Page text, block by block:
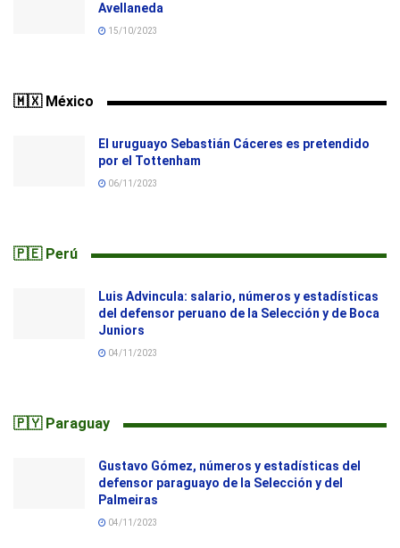
Avellaneda
15/10/2023
🇲🇽 México
El uruguayo Sebastián Cáceres es pretendido
por el Tottenham
06/11/2023
🇵🇪 Perú
Luis Advincula: salario, números y estadísticas
del defensor peruano de la Selección y de Boca
Juniors
04/11/2023
🇵🇾 Paraguay
Gustavo Gómez, números y estadísticas del
defensor paraguayo de la Selección y del
Palmeiras
04/11/2023